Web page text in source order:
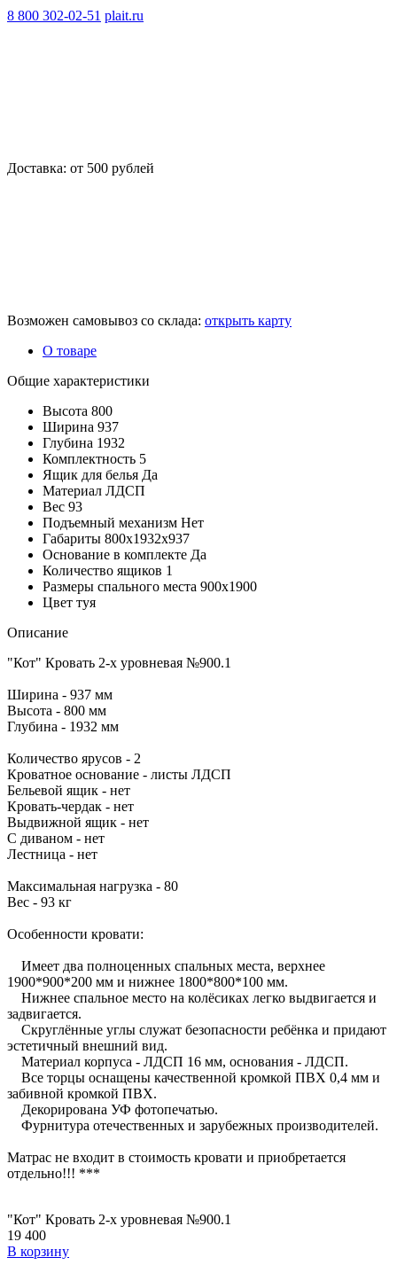
8 800 302-02-51 plait.ru
Доставка: от 500 рублей
Возможен самовывоз со склада: открыть карту
О товаре
Общие характеристики
Высота 800
Ширина 937
Глубина 1932
Комплектность 5
Ящик для белья Да
Материал ЛДСП
Вес 93
Подъемный механизм Нет
Габариты 800х1932х937
Основание в комплекте Да
Количество ящиков 1
Размеры спального места 900х1900
Цвет туя
Описание
"Кот" Кровать 2-х уровневая №900.1
Ширина - 937 мм
Высота - 800 мм
Глубина - 1932 мм
Количество ярусов - 2
Кроватное основание - листы ЛДСП
Бельевой ящик - нет
Кровать-чердак - нет
Выдвижной ящик - нет
С диваном - нет
Лестница - нет
Максимальная нагрузка - 80
Вес - 93 кг
Особенности кровати:
Имеет два полноценных спальных места, верхнее
1900*900*200 мм и нижнее 1800*800*100 мм.
Нижнее спальное место на колёсиках легко выдвигается и
задвигается.
Скруглённые углы служат безопасности ребёнка и придают
эстетичный внешний вид.
Материал корпуса - ЛДСП 16 мм, основания - ЛДСП.
Все торцы оснащены качественной кромкой ПВХ 0,4 мм и
забивной кромкой ПВХ.
Декорирована УФ фотопечатью.
Фурнитура отечественных и зарубежных производителей.
Матрас не входит в стоимость кровати и приобретается
отдельно!!! ***
"Кот" Кровать 2-х уровневая №900.1
19 400
В корзину